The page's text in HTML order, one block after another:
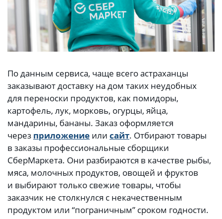
По данным сервиса, чаще всего астраханцы
заказывают доставку на дом таких неудобных
для переноски продуктов, как помидоры,
картофель, лук, морковь, огурцы, яйца,
мандарины, бананы. Заказ оформляется
через приложение или сайт. Отбирают товары
в заказы профессиональные сборщики
СберМаркета. Они разбираются в качестве рыбы,
мяса, молочных продуктов, овощей и фруктов
и выбирают только свежие товары, чтобы
заказчик не столкнулся с некачественным
продуктом или “пограничным” сроком годности.